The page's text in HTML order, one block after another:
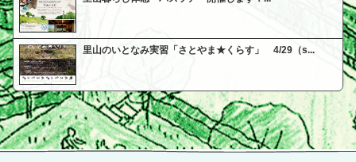
里山のいとなみ実習「さとやま★くらす」 4/29（s...